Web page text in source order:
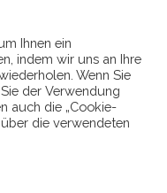
Rechte vorbehalten
dem
Ihnen ein
indem wir uns an Ihre
Wenn Sie
der Verwendung
auch die „Cookie-
die verwendeten